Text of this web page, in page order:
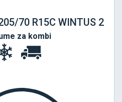
70 R15C WINTUS 2
za kombi